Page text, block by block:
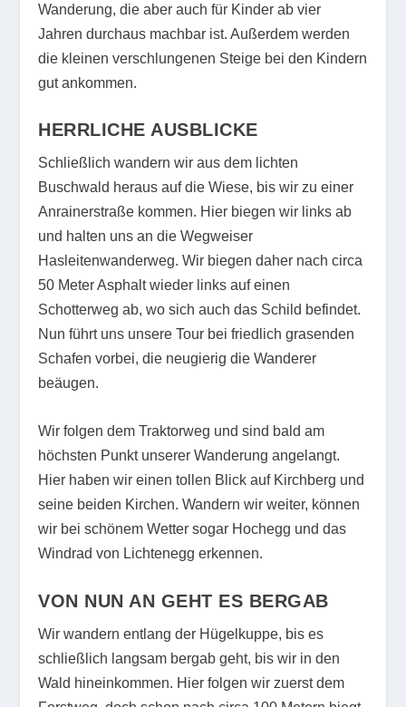
Wanderung, die aber auch für Kinder ab vier
Jahren durchaus machbar ist. Außerdem werden
die kleinen verschlungenen Steige bei den Kindern
gut ankommen.
HERRLICHE AUSBLICKE
Schließlich wandern wir aus dem lichten
Buschwald heraus auf die Wiese, bis wir zu einer
Anrainerstraße kommen. Hier biegen wir links ab
und halten uns an die Wegweiser
Hasleitenwanderweg. Wir biegen daher nach circa
50 Meter Asphalt wieder links auf einen
Schotterweg ab, wo sich auch das Schild befindet.
Nun führt uns unsere Tour bei friedlich grasenden
Schafen vorbei, die neugierig die Wanderer
beäugen.
Wir folgen dem Traktorweg und sind bald am
höchsten Punkt unserer Wanderung angelangt.
Hier haben wir einen tollen Blick auf Kirchberg und
seine beiden Kirchen. Wandern wir weiter, können
wir bei schönem Wetter sogar Hochegg und das
Windrad von Lichtenegg erkennen.
VON NUN AN GEHT ES BERGAB
Wir wandern entlang der Hügelkuppe, bis es
schließlich langsam bergab geht, bis wir in den
Wald hineinkommen. Hier folgen wir zuerst dem